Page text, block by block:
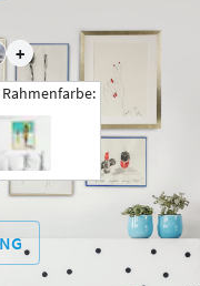
+